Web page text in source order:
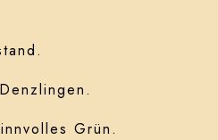
Grün.